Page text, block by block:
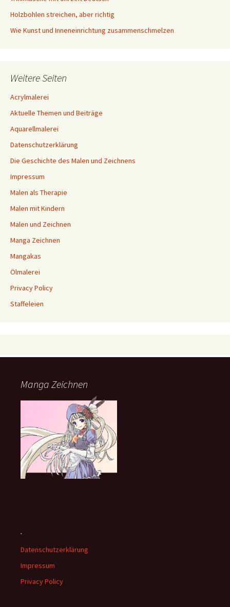
Holzbohlen streichen, aber richtig
Wie Kunst und Inneneinrichtung zusammenschmelzen
Weitere Seiten
Acrylmalerei
Aktuelle Themen und Beiträge
Aquarellmalerei
Datenschutzerklärung
Die Geschichte des Malen und Zeichnens
Impressum
Malen als Therapie
Malen mit Kindern
Malen und Zeichnen
Manga Zeichnen
Mangakas
Ölmalerei
Privacy Policy
Staffeleien
Manga Zeichnen
.
Datenschutzerklärung
Impressum
Privacy Policy